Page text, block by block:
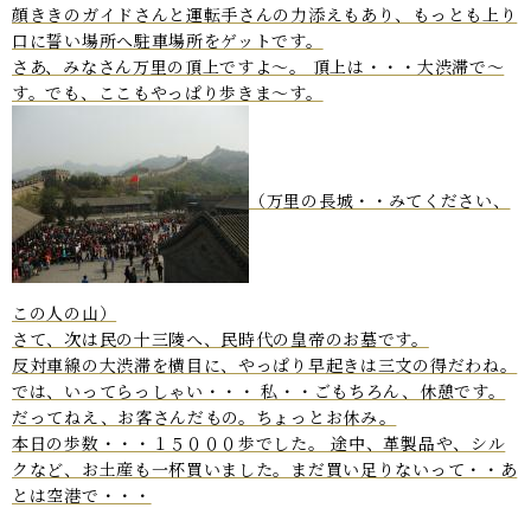
顔ききのガイドさんと運転手さんの力添えもあり、もっとも上り
口に誓い場所へ駐車場所をゲットです。
さあ、みなさん万里の頂上ですよ～。 頂上は・・・大渋滞で～
す。でも、ここもやっぱり歩きま～す。
（万里の長城・・みてください、
この人の山）
さて、次は民の十三陵へ、民時代の皇帝のお墓です。
反対車線の大渋滞を横目に、やっぱり早起きは三文の得だわね。
では、いってらっしゃい・・・ 私・・ごもちろん、休憩です。
だってねえ、お客さんだもの。ちょっとお休み。
本日の歩数・・・１５０００歩でした。 途中、革製品や、シル
クなど、お土産も一杯買いました。まだ買い足りないって・・あ
とは空港で・・・